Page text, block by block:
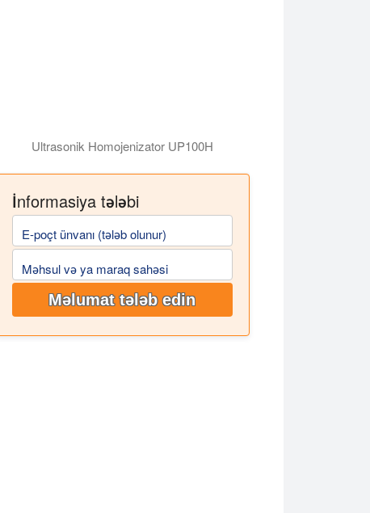
Ultrasonik Homojenizator UP100H
İnformasiya tələbi
E-poçt ünvanı (tələb olunur)
Məhsul və ya maraq sahəsi
Məlumat tələb edin